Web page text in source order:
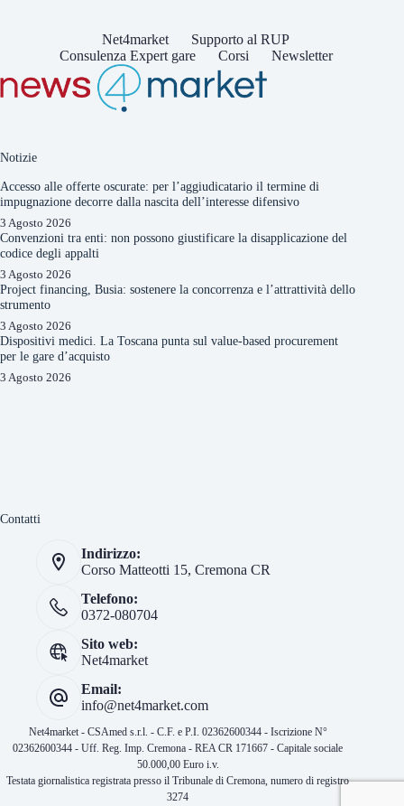
Net4market
Supporto al RUP
Consulenza Expert gare
Corsi Newsletter
Notizie
Accesso alle offerte oscurate: per l’aggiudicatario il termine di
impugnazione decorre dalla nascita dell’interesse difensivo
3 Agosto 2026
Convenzioni tra enti: non possono giustificare la disapplicazione del
codice degli appalti
3 Agosto 2026
Project financing, Busia: sostenere la concorrenza e l’attrattività dello
strumento
3 Agosto 2026
Dispositivi medici. La Toscana punta sul value-based procurement
per le gare d’acquisto
3 Agosto 2026
Contatti
Indirizzo:
Corso Matteotti 15, Cremona CR
Telefono:
0372-080704
Sito web:
Net4market
Email:
info@net4market.com
Net4market - CSAmed s.r.l. - C.F. e P.I. 02362600344 - Iscrizione N°
02362600344 - Uff. Reg. Imp. Cremona - REA CR 171667 - Capitale sociale
50.000,00 Euro i.v.
Testata giornalistica registrata presso il Tribunale di Cremona, numero di registro
3274